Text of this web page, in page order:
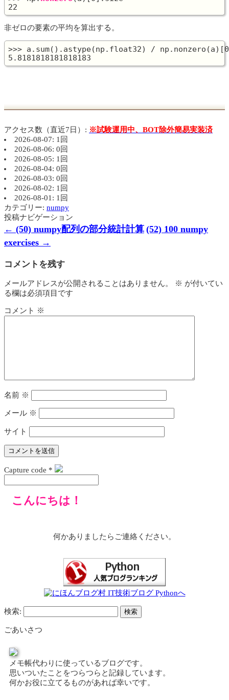
非ゼロの要素の平均を算出する。
>>> a.sum().astype(np.float32) /
アクセス数（直近7日）: ※試験運用中、BOT除外簡易実装済
2026-08-07: 1回
2026-08-06: 0回
2026-08-05: 1回
2026-08-04: 0回
2026-08-03: 0回
2026-08-02: 1回
2026-08-01: 1回
カテゴリー: numpy
投稿ナビゲーション
← (50) numpy配列の部分統計計算 (52) 100 numpy
exercises →
コメントを残す
メールアドレスが公開されることはありません。 ※ が付いてい
る欄は必須項目です
コメント ※
名前 ※
メール ※
サイト
Capture code *
こんにちは！
何かありましたらご連絡ください。
検索:
ごあいさつ
メモ帳代わりに使っているブログです。
思いついたことをつらつらと記録しています。
何かお役に立てるものがあれば幸いです。